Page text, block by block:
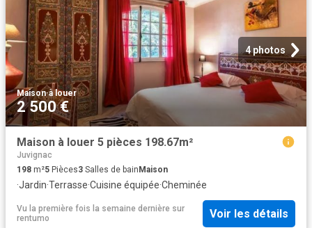
4 photos
Maison·à louer
2 500 €
Maison à louer 5 pièces 198.67m²
Juvignac
198 m²5 Pièces3 Salles de bain Maison
·Jardin·Terrasse·Cuisine équipée·Cheminée
Vu la première fois la semaine dernière sur
rentumo
Voir les détails